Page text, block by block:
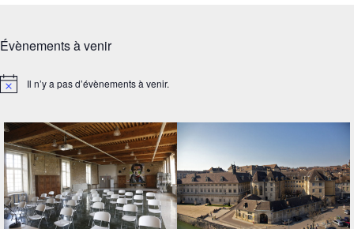
Évènements à venir
Notice Il n’y a pas d’évènements à venir.